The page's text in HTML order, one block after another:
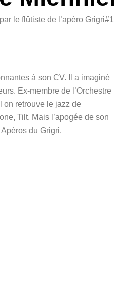
le flûtiste de l’apéro Grigri#1
à son CV. Il a imaginé
Ex-membre de l’Orchestre
on retrouve le jazz de
Tilt. Mais l’apogée de son
du Grigri.